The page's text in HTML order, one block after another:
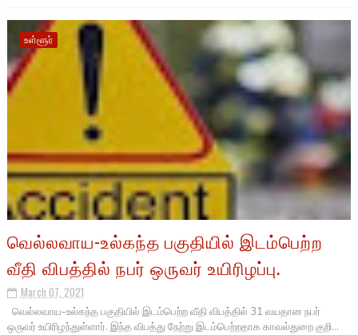
உள்ளூர்
வெல்லவாய-உல்கந்த பகுதியில் இடம்பெற்ற
வீதி விபத்தில் நபர் ஒருவர் உயிரிழப்பு.
March 07, 2021
வெல்லவாய-உல்கந்த பகுதியில் இடம்பெற்ற வீதி விபத்தில் 31 வயதான நபர்
ஒருவர் உயிரிழந்துள்ளார். இந்த விபத்து நேற்று இடம்பெற்றதாக காவல்துறை குறி...